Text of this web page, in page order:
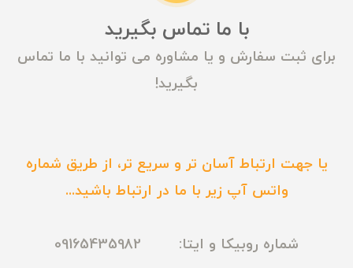
با ما تماس بگیرید
برای ثبت سفارش و یا مشاوره می توانید با ما تماس
بگیرید!
یا جهت ارتباط آسان تر و سریع تر، از طریق شماره
واتس آپ زیر با ما در ارتباط باشید...
شماره روبیکا و ایتا: 09165435982